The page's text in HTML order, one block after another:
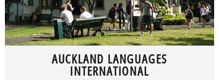
AUCKLAND LANGUAGES
INTERNATIONAL